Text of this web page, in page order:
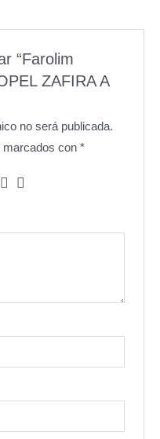
“Farolim
ZAFIRA A
no será publicada.
marcados con*